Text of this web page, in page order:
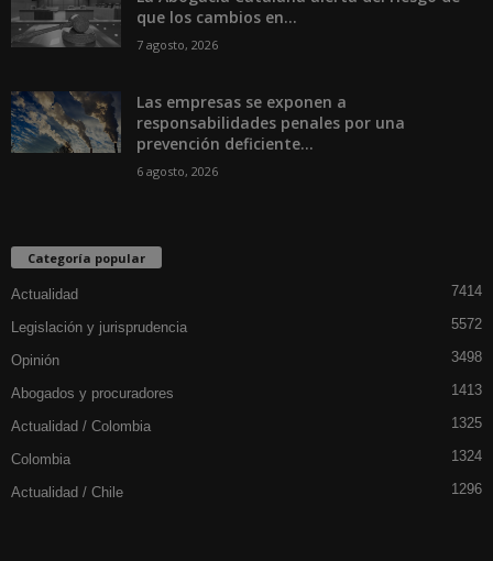
que los cambios en...
7 agosto, 2026
Las empresas se exponen a
responsabilidades penales por una
prevención deficiente...
6 agosto, 2026
Categoría popular
Actualidad 7414
Legislación y jurisprudencia 5572
Opinión 3498
Abogados y procuradores 1413
Actualidad / Colombia 1325
Colombia 1324
Actualidad / Chile 1296